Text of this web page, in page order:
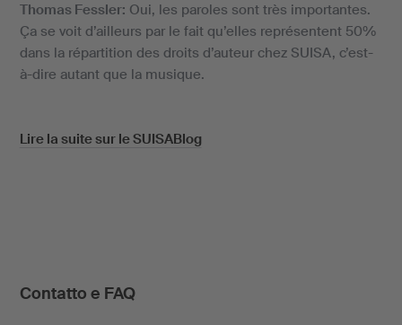
Thomas Fessler: Oui, les paroles sont très importantes.
Ça se voit d’ailleurs par le fait qu’elles représentent 50%
dans la répartition des droits d’auteur chez SUISA, c’est-
à-dire autant que la musique.
Lire la suite sur le SUISABlog
Contatto e FAQ